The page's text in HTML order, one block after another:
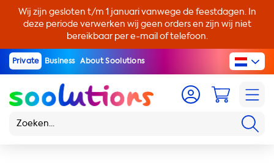
Wij zijn gesloten t/m 1 januari vanwege de feestdagen. In
deze periode verwerken wij geen orders en zijn wij niet
bereikbaar per e-mail of telefoon.
Private Business About Soolutions